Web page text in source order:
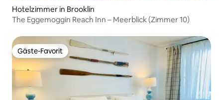
Hotelzimmer in Brooklin
The Eggemoggin Reach Inn – Meerblick (Zimmer 10)
Gäste-Favorit
Gäste-Favorit